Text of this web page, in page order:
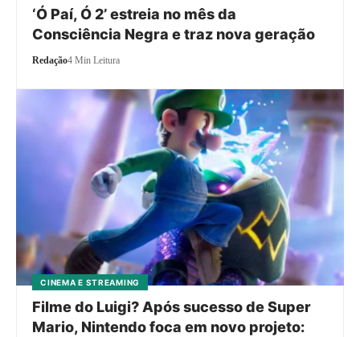
‘Ó Paí, Ó 2’ estreia no mês da
Consciência Negra e traz nova geração
Redação4 Min Leitura
CINEMA E STREAMING
Filme do Luigi? Após sucesso de Super
Mario, Nintendo foca em novo projeto: